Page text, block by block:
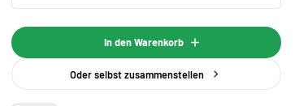
In den Warenkorb
Oder selbst zusammenstellen